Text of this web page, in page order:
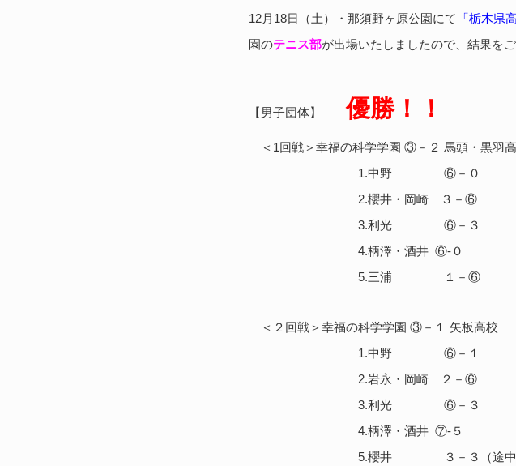
12月18日（土）・那須野ヶ原公園にて 「栃木県
園のテニス部が出場いたしましたので、結果を
【男子団体】優勝！！
＜1回戦＞幸福の科学学園 ③－２ 馬頭・黒羽
1.中野 ⑥－０
2.櫻井・岡崎 ３－⑥
3.利光 ⑥－３
4.柄澤・酒井 ⑥-０
5.三浦 １－⑥
＜２回戦＞幸福の科学学園 ③－１ 矢板高校
1.中野 ⑥－１
2.岩永・岡崎 ２－⑥
3.利光 ⑥－３
4.柄澤・酒井 ⑦-５
5.櫻井 ３－３（途中打切